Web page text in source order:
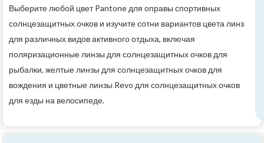
Выберите любой цвет Pantone для оправы спортивных
солнцезащитных очков и изучите сотни вариантов цвета линз
для различных видов активного отдыха, включая
поляризационные линзы для солнцезащитных очков для
рыбалки, желтые линзы для солнцезащитных очков для
вождения и цветные линзы Revo для солнцезащитных очков
для езды на велосипеде.